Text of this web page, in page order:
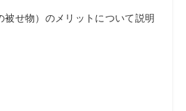
被せ物）のメリットについて説明